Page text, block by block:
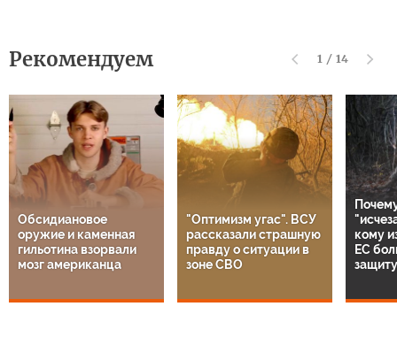
Рекомендуем 1 / 14
Обсидиановое
оружие и каменная
гильотина взорвали
мозг американца
"Оптимизм угас". ВСУ
рассказали страшную
правду о ситуации в
зоне СВО
кому
ЕС